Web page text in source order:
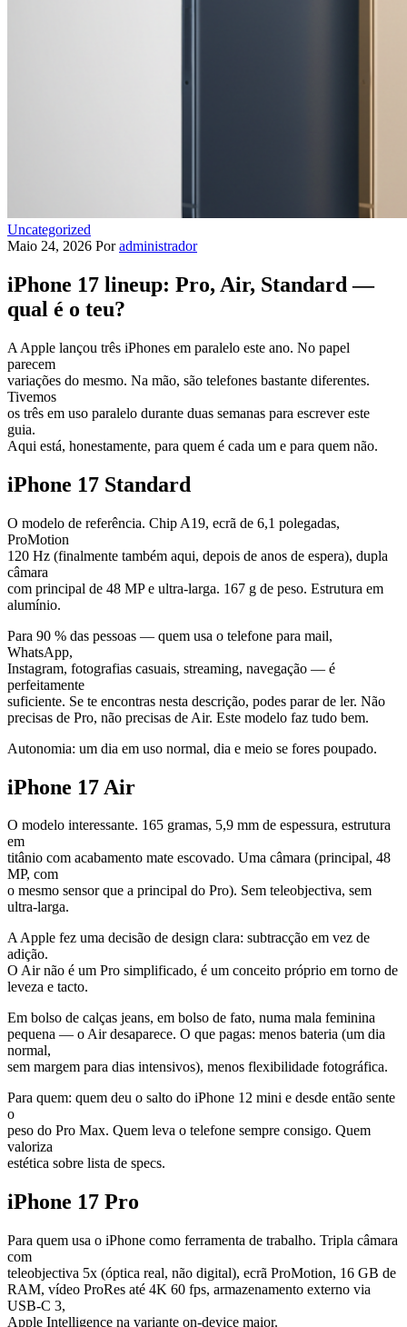
Uncategorized
Maio 24, 2026 Por administrador
iPhone 17 lineup: Pro, Air, Standard —
qual é o teu?
A Apple lançou três iPhones em paralelo este ano. No papel
parecem
variações do mesmo. Na mão, são telefones bastante diferentes.
Tivemos
os três em uso paralelo durante duas semanas para escrever este
guia.
Aqui está, honestamente, para quem é cada um e para quem não.
iPhone 17 Standard
O modelo de referência. Chip A19, ecrã de 6,1 polegadas,
ProMotion
120 Hz (finalmente também aqui, depois de anos de espera), dupla
câmara
com principal de 48 MP e ultra-larga. 167 g de peso. Estrutura em
alumínio.
Para 90 % das pessoas — quem usa o telefone para mail,
WhatsApp,
Instagram, fotografias casuais, streaming, navegação — é
perfeitamente
suficiente. Se te encontras nesta descrição, podes parar de ler. Não
precisas de Pro, não precisas de Air. Este modelo faz tudo bem.
Autonomia: um dia em uso normal, dia e meio se fores poupado.
iPhone 17 Air
O modelo interessante. 165 gramas, 5,9 mm de espessura, estrutura
em
titânio com acabamento mate escovado. Uma câmara (principal, 48
MP, com
o mesmo sensor que a principal do Pro). Sem teleobjectiva, sem
ultra-larga.
A Apple fez uma decisão de design clara: subtracção em vez de
adição.
O Air não é um Pro simplificado, é um conceito próprio em torno de
leveza e tacto.
Em bolso de calças jeans, em bolso de fato, numa mala feminina
pequena — o Air desaparece. O que pagas: menos bateria (um dia
normal,
sem margem para dias intensivos), menos flexibilidade fotográfica.
Para quem: quem deu o salto do iPhone 12 mini e desde então sente
o
peso do Pro Max. Quem leva o telefone sempre consigo. Quem
valoriza
estética sobre lista de specs.
iPhone 17 Pro
Para quem usa o iPhone como ferramenta de trabalho. Tripla câmara
com
teleobjectiva 5x (óptica real, não digital), ecrã ProMotion, 16 GB de
RAM, vídeo ProRes até 4K 60 fps, armazenamento externo via
USB-C 3,
Apple Intelligence na variante on-device maior.